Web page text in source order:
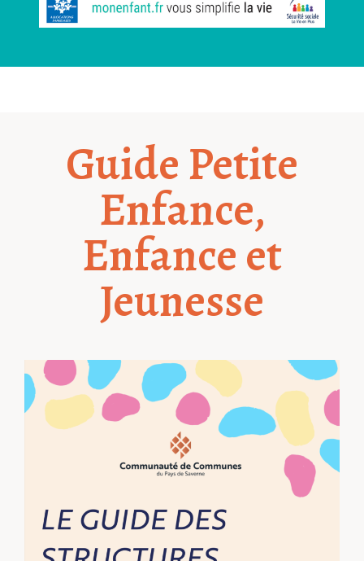
Guide Petite
Enfance,
Enfance et
Jeunesse